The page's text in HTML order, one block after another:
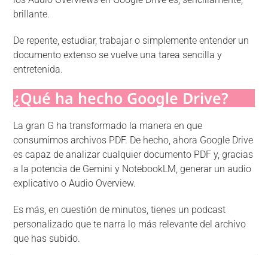
brillante.
De repente, estudiar, trabajar o simplemente entender un
documento extenso se vuelve una tarea sencilla y
entretenida.
¿Qué ha hecho Google Drive?
La gran G ha transformado la manera en que
consumimos archivos PDF. De hecho, ahora Google Drive
es capaz de analizar cualquier documento PDF y, gracias
a la potencia de Gemini y NotebookLM, generar un audio
explicativo o Audio Overview.
Es más, en cuestión de minutos, tienes un podcast
personalizado que te narra lo más relevante del archivo
que has subido.